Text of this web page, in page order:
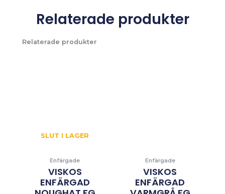
Relaterade produkter
Relaterade produkter
SLUT I LAGER
Enfärgade
VISKOS
ENFÄRGAD
Enfärgade
VISKOS
ENFÄRGAD